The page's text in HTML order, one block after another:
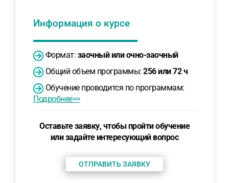
Информация о курсе
Формат: заочный или очно-заочный
Общий объем программы: 256 или 72 ч
Обучение проводится по программам:
Подробнее>>
Оставьте заявку, чтобы пройти обучение
или задайте интересующий вопрос
ОТПРАВИТЬ ЗАЯВКУ